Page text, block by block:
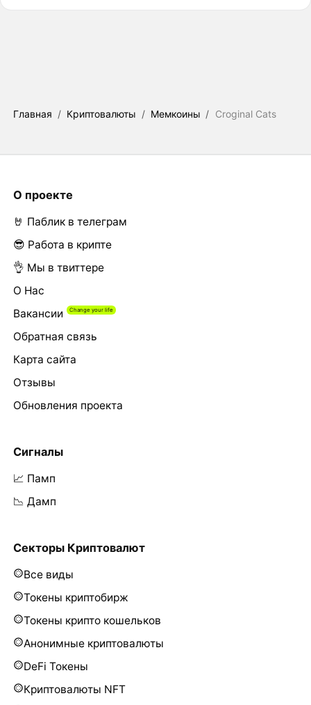
Главная / Криптовалюты / Мемкоины / Croginal Cats
О проекте
🤘 Паблик в телеграм
😎 Работа в крипте
👌 Мы в твиттере
О Нас
Вакансии
Обратная связь
Карта сайта
Отзывы
Обновления проекта
Сигналы
📈 Памп
📉 Дамп
Секторы Криптовалют
Все виды
Токены криптобирж
Токены крипто кошельков
Анонимные криптовалюты
DeFi Токены
Криптовалюты NFT